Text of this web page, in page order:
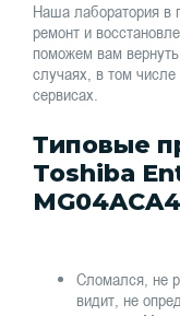
Наша лаборатория в
ремонт и
поможем вам
случаях, в том
сервисах.
Типовые
Toshiba
Сломался, не
видит, не